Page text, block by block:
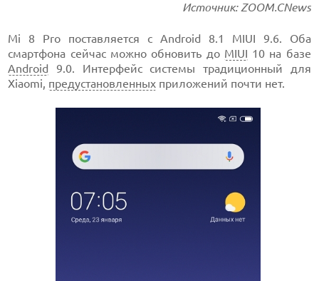
Источник: ZOOM.CNews
Mi 8 Pro поставляется с Android 8.1 MIUI 9.6. Оба
смартфона сейчас можно обновить до MIUI 10 на базе
Android 9.0. Интерфейс системы традиционный для
Xiaomi, предустановленных приложений почти нет.